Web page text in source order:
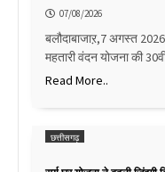
07/08/2026
बलौदाबाजाऱ,7 अगस्त
महतारी वंदन योजना की
Read More..
छत्तीसगढ़